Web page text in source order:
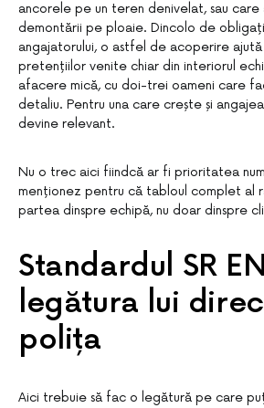
ancorele pe un teren denivelat, sau care
demontării pe ploaie. Dincolo de
angajatorului, o astfel de acoperire
pretențiilor venite chiar din interiorul
afacere mică, cu doi-trei oameni care
detaliu. Pentru una care crește și
devine relevant.
Nu o trec aici fiindcă ar fi prioritatea
menționez pentru că tabloul complet al
partea dinspre echipă, nu doar dinspre
Standardul SR
legătura lui
polița
Aici trebuie să fac o legătură pe care